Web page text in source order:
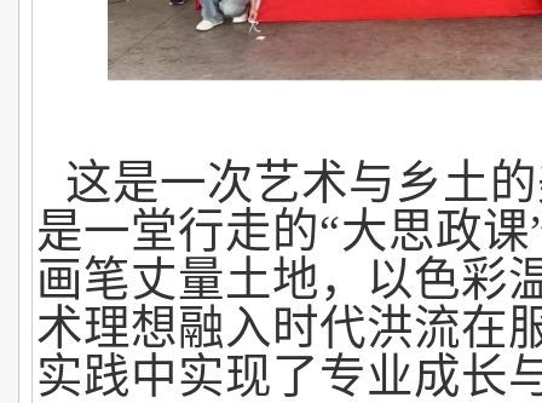
这是一次艺术与乡土
是一堂行走的“大思政
画笔丈量土地，以色彩
术理想融入时代洪流在
实践中实现了专业成长